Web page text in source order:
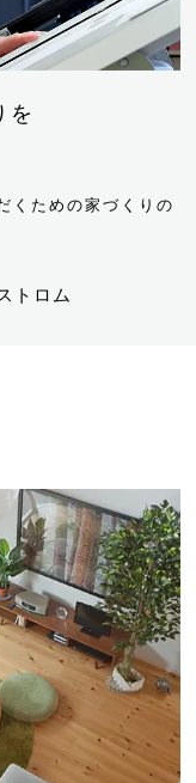
を
くための家づくりの
トロム